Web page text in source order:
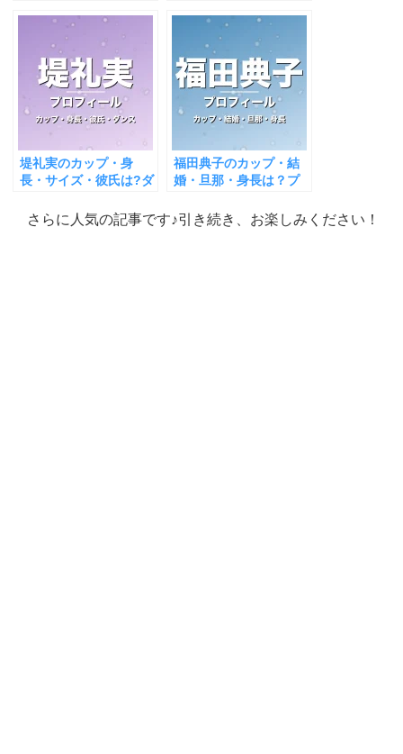
堤礼実のカップ・身
長・サイズ・彼氏は?ダ
福田典子のカップ・結
婚・旦那・身長は？プ
とめ
さらに人気の記事です♪引き続き、お楽しみください！